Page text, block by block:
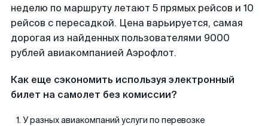
неделю по маршруту летают 5 прямых рейсов и 10
рейсов с пересадкой. Цена варьируется, самая
дорогая из найденных пользователями 9000
рублей авиакомпанией Аэрофлот.
Как еще сэкономить используя электронный
билет на самолет без комиссии?
У разных авиакомпаний услуги по перевозке